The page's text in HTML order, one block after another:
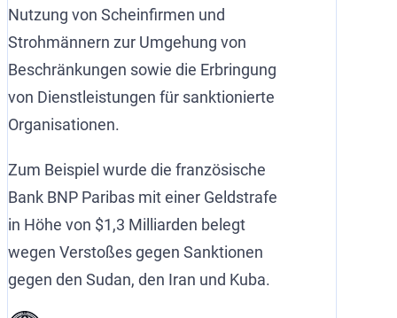
Nutzung von Scheinfirmen und
Strohmännern zur Umgehung von
Beschränkungen sowie die Erbringung
von Dienstleistungen für sanktionierte
Organisationen.
Zum Beispiel wurde die französische
Bank BNP Paribas mit einer Geldstrafe
in Höhe von $1,3 Milliarden belegt
wegen Verstoßes gegen Sanktionen
gegen den Sudan, den Iran und Kuba.